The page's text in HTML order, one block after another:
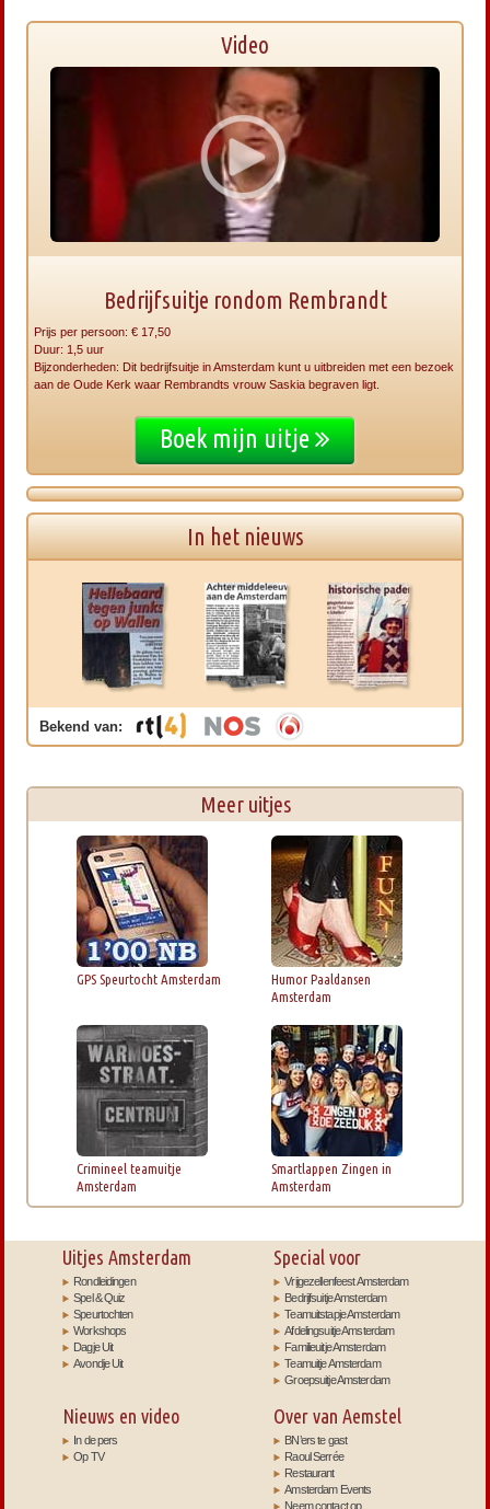
Video
Bedrijfsuitje rondom Rembrandt
Prijs per persoon: € 17,50
Duur: 1,5 uur
Bijzonderheden: Dit bedrijfsuitje in Amsterdam kunt u uitbreiden met een bezoek
aan de Oude Kerk waar Rembrandts vrouw Saskia begraven ligt.
Boek mijn uitje
In het nieuws
Bekend van:
Meer uitjes
GPS Speurtocht Amsterdam
Humor Paaldansen
Amsterdam
Crimineel teamuitje
Amsterdam
Smartlappen Zingen in
Amsterdam
Uitjes Amsterdam
Rondleidingen
Spel & Quiz
Speurtochten
Workshops
Dagje Uit
Avondje Uit
Special voor
Vrijgezellenfeest Amsterdam
Bedrijfsuitje Amsterdam
Teamuitstapje Amsterdam
Afdelingsuitje Amsterdam
Familieuitje Amsterdam
Teamuitje Amsterdam
Groepsuitje Amsterdam
Nieuws en video
In de pers
Op TV
Over van Aemstel
BN’ers te gast
Raoul Serrée
Restaurant
Amsterdam Events
Neem contact op